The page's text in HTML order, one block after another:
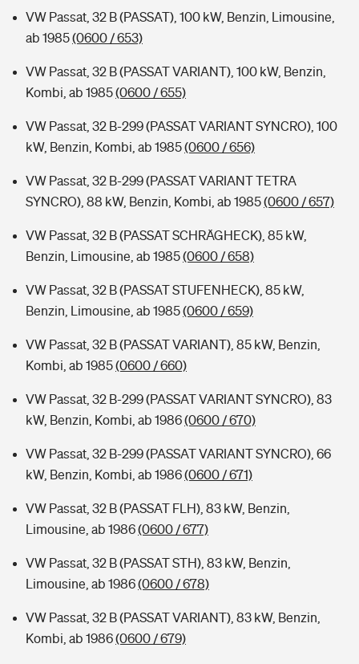
VW Passat, 32 B (PASSAT), 100 kW, Benzin, Limousine,
ab 1985(0600 / 653)
VW Passat, 32 B (PASSAT VARIANT), 100 kW, Benzin,
Kombi, ab 1985(0600 / 655)
VW Passat, 32 B-299 (PASSAT VARIANT SYNCRO), 100
kW, Benzin, Kombi, ab 1985(0600 / 656)
VW Passat, 32 B-299 (PASSAT VARIANT TETRA
SYNCRO), 88 kW, Benzin, Kombi, ab 1985(0600 / 657)
VW Passat, 32 B (PASSAT SCHRÄGHECK), 85 kW,
Benzin, Limousine, ab 1985(0600 / 658)
VW Passat, 32 B (PASSAT STUFENHECK), 85 kW,
Benzin, Limousine, ab 1985(0600 / 659)
VW Passat, 32 B (PASSAT VARIANT), 85 kW, Benzin,
Kombi, ab 1985(0600 / 660)
VW Passat, 32 B-299 (PASSAT VARIANT SYNCRO), 83
kW, Benzin, Kombi, ab 1986(0600 / 670)
VW Passat, 32 B-299 (PASSAT VARIANT SYNCRO), 66
kW, Benzin, Kombi, ab 1986(0600 / 671)
VW Passat, 32 B (PASSAT FLH), 83 kW, Benzin,
Limousine, ab 1986(0600 / 677)
VW Passat, 32 B (PASSAT STH), 83 kW, Benzin,
Limousine, ab 1986(0600 / 678)
VW Passat, 32 B (PASSAT VARIANT), 83 kW, Benzin,
Kombi, ab 1986(0600 / 679)